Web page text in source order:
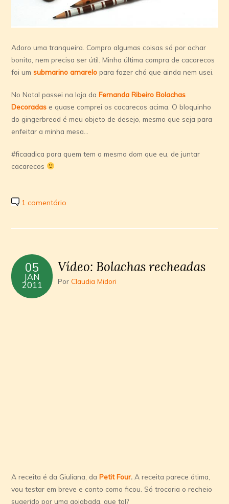
Adoro uma tranqueira. Compro algumas coisas só por achar
bonito, nem precisa ser útil. Minha última compra de cacarecos
foi umsubmarino amarelo para fazer chá que ainda nem usei.
No Natal passei na loja daFernanda Ribeiro Bolachas
Decoradas e quase comprei os cacarecos acima. O bloquinho
do gingerbread é meu objeto de desejo, mesmo que seja para
enfeitar a minha mesa…
#ficaadica para quem tem o mesmo dom que eu, de juntar
cacarecos
1 comentário
05
JAN
2011
Vídeo: Bolachas recheadas
PorClaudia Midori
A receita é da Giuliana, daPetit Four. A receita parece ótima,
vou testar em breve e conto como ficou. Só trocaria o recheio
sugerido por uma goiabada, que tal?